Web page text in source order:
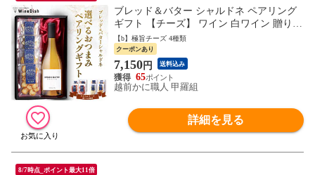
ブレッド＆バター シャルドネ ペアリング
ギフト 【チーズ】 ワイン 白ワイン 贈り物
化粧箱 ブレッドアンドバター Bread&Butter
Chardonnay 750ml お祝い プレゼント 誕生
日 贈り物 御中元 お中元 残暑見舞い 夏ギ
フト
【b】極旨チーズ 4種類
クーポンあり
7,150円 送料込み
65
越前かに職人 甲羅組
詳細を見る
8/7時点_ポイント最大11倍